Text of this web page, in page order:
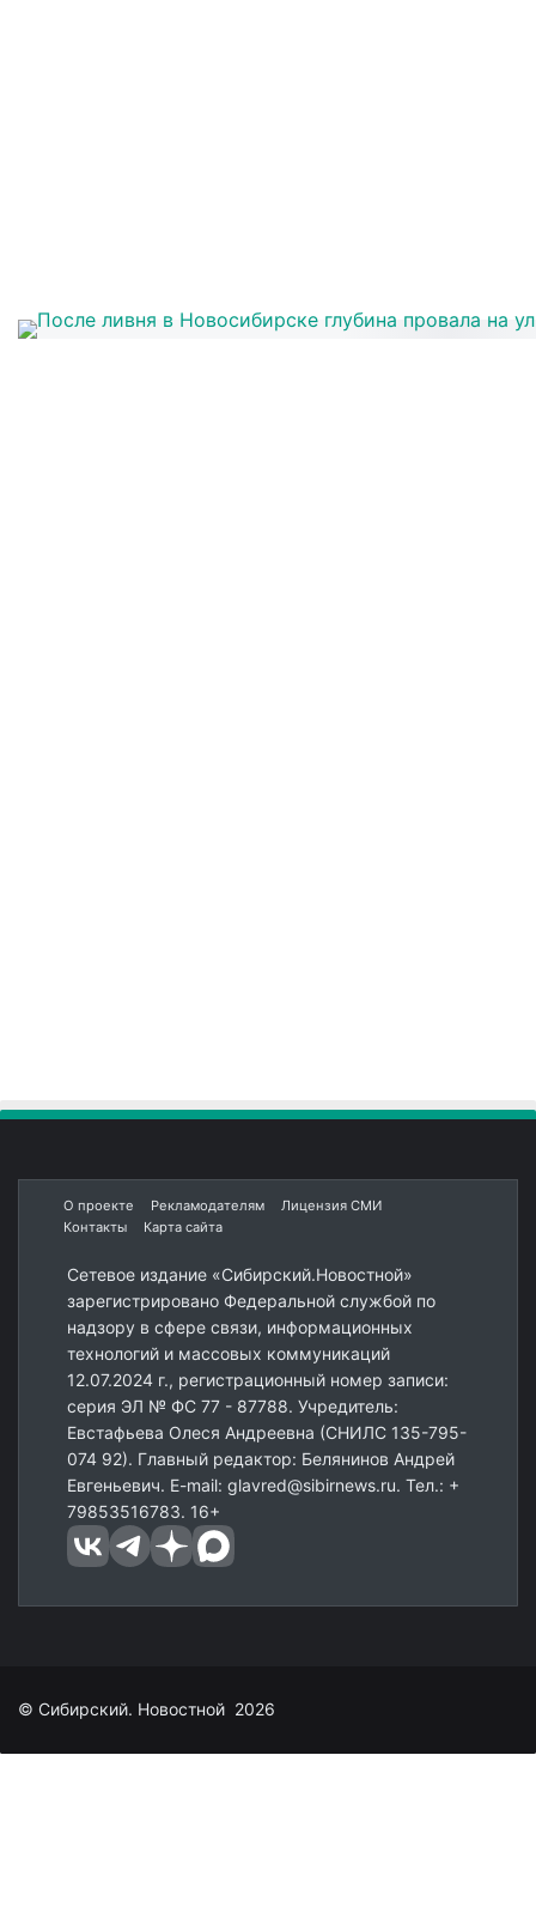
О проекте Рекламодателям
Лицензия СМИ
Контакты
Карта сайта
Сетевое издание «Сибирский.Новостной»
зарегистрировано Федеральной службой по
надзору в сфере связи, информационных
технологий и массовых коммуникаций
12.07.2024 г., регистрационный номер записи:
серия ЭЛ № ФС 77 - 87788. Учредитель:
Евстафьева Олеся Андреевна (СНИЛС 135-795-
074 92). Главный редактор: Белянинов Андрей
Евгеньевич. E-mail: glavred@sibirnews.ru. Тел.: +
79853516783. 16+
© Сибирский. Новостной 2026